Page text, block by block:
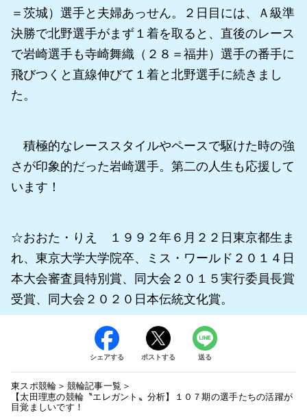
＝茨城）選手と夫婦あっせん。２日目には、Ａ級準
決勝で北野選手がまず１着を取ると、直後のレース
で岩崎選手も寺崎舞織（２８＝福井）選手の番手に
飛びつくと直線伸びて１着と北野選手に続きまし
た。
積極的なレーススタイルやペースで駆けた時の強
さが印象的だった岩崎選手。第二の人生も応援して
います！
☆おおた・りえ １９９２年６月２２日東京都生ま
れ、東京大学大学院卒、ミス・ワールド２０１４日
本大会審査員特別賞、同大会２０１５実行委員長賞
受賞、同大会２０２０日本伝統文化賞。
シェアする ポストする 送る
東スポ競輪
競輪記事一覧
【太田理恵の競輪〝エレガント〟分析】１０７期の選手たちの活躍が
目覚ましいです！